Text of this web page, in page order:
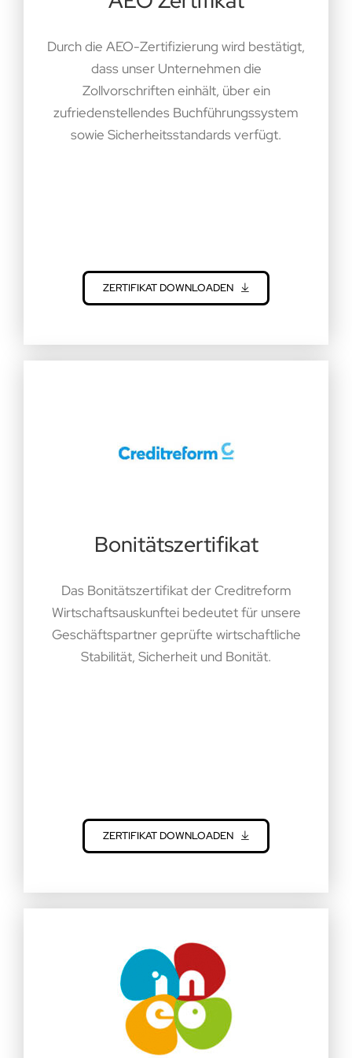
Durch die AEO-Zertifizierung wird bestätigt,
dass unser Unternehmen die
Zollvorschriften einhält, über ein
zufriedenstellendes Buchführungssystem
sowie Sicherheitsstandards verfügt.
ZERTIFIKAT DOWNLOADEN
Bonitätszertifikat
Das Bonitätszertifikat der Creditreform
Wirtschaftsauskunftei bedeutet für unsere
Geschäftspartner geprüfte wirtschaftliche
Stabilität, Sicherheit und Bonität.
ZERTIFIKAT DOWNLOADEN